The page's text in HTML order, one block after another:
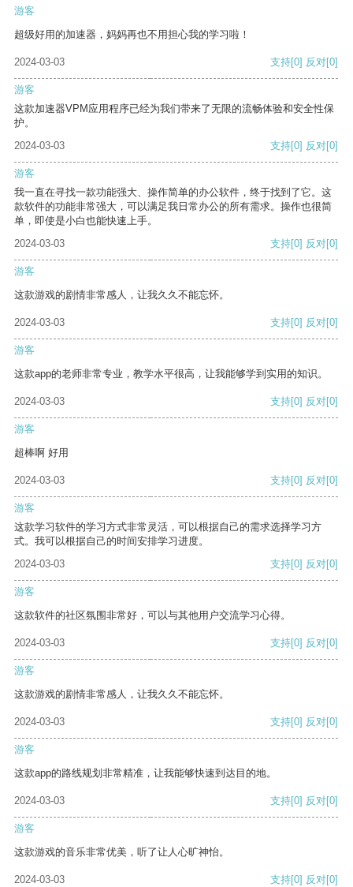
游客
超级好用的加速器，妈妈再也不用担心我的学习啦！
2024-03-03 支持[0] 反对[0]
游客
这款加速器VPM应用程序已经为我们带来了无限的流畅体验和安全性保
护。
2024-03-03
支持[0] 反对[0]
游客
我一直在寻找一款功能强大、操作简单的办公软件，终于找到了它。这
款软件的功能非常强大，可以满足我日常办公的所有需求。操作也很简
单，即使是小白也能快速上手。
2024-03-03
支持[0] 反对[0]
游客
这款游戏的剧情非常感人，让我久久不能忘怀。
2024-03-03 支持[0] 反对[0]
游客
这款app的老师非常专业，教学水平很高，让我能够学到实用的知识。
2024-03-03 支持[0] 反对[0]
游客
超棒啊 好用
2024-03-03 支持[0] 反对[0]
游客
这款学习软件的学习方式非常灵活，可以根据自己的需求选择学习方
式。我可以根据自己的时间安排学习进度。
2024-03-03
支持[0] 反对[0]
游客
这款软件的社区氛围非常好，可以与其他用户交流学习心得。
2024-03-03 支持[0] 反对[0]
游客
这款游戏的剧情非常感人，让我久久不能忘怀。
2024-03-03 支持[0] 反对[0]
游客
这款app的路线规划非常精准，让我能够快速到达目的地。
2024-03-03 支持[0] 反对[0]
游客
这款游戏的音乐非常优美，听了让人心旷神怡。
2024-03-03 支持[0] 反对[0]